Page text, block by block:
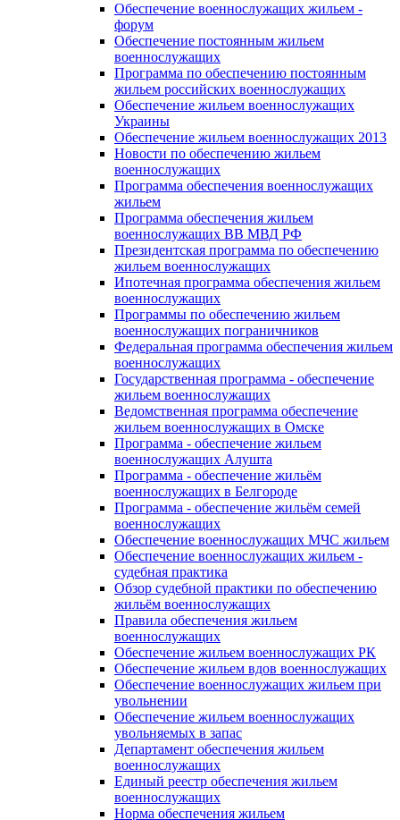
Обеспечение военнослужащих жильем -
форум
Обеспечение постоянным жильем
военнослужащих
Программа по обеспечению постоянным
жильем российских военнослужащих
Обеспечение жильем военнослужащих
Украины
Обеспечение жильем военнослужащих 2013
Новости по обеспечению жильем
военнослужащих
Программа обеспечения военнослужащих
жильем
Программа обеспечения жильем
военнослужащих ВВ МВД РФ
Президентская программа по обеспечению
жильем военнослужащих
Ипотечная программа обеспечения жильем
военнослужащих
Программы по обеспечению жильем
военнослужащих пограничников
Федеральная программа обеспечения жильем
военнослужащих
Государственная программа - обеспечение
жильем военнослужащих
Ведомственная программа обеспечение
жильем военнослужащих в Омске
Программа - обеспечение жильем
военнослужащих Алушта
Программа - обеспечение жильём
военнослужащих в Белгороде
Программа - обеспечение жильём семей
военнослужащих
Обеспечение военнослужащих МЧС жильем
Обеспечение военнослужащих жильем -
судебная практика
Обзор судебной практики по обеспечению
жильём военнослужащих
Правила обеспечения жильем
военнослужащих
Обеспечение жильем военнослужащих РК
Обеспечение жильем вдов военнослужащих
Обеспечение военнослужащих жильем при
увольнении
Обеспечение жильем военнослужащих
увольняемых в запас
Департамент обеспечения жильем
военнослужащих
Единый реестр обеспечения жильем
военнослужащих
Норма обеспечения жильем